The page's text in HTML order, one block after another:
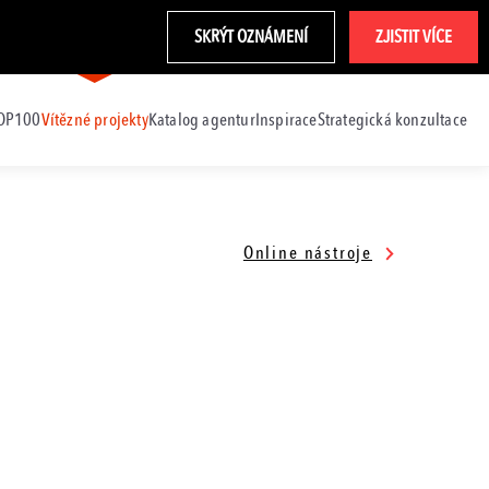
SKRÝT OZNÁMENÍ ZJISTIT VÍCE
Vítězné projektyKatalog agenturInspiraceStrategická konzultace
Online nástroje